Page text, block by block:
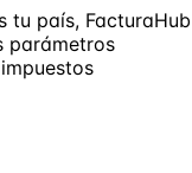
tu país, FacturaHub
parámetros